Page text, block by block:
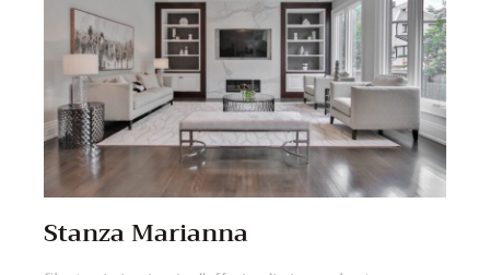
Stanza Marianna